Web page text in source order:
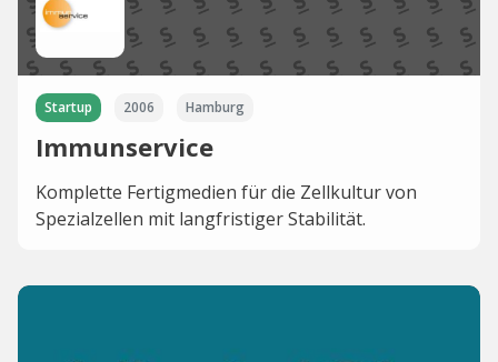
Startup 2006 Hamburg
Immunservice
Komplette Fertigmedien für die Zellkultur von
Spezialzellen mit langfristiger Stabilität.